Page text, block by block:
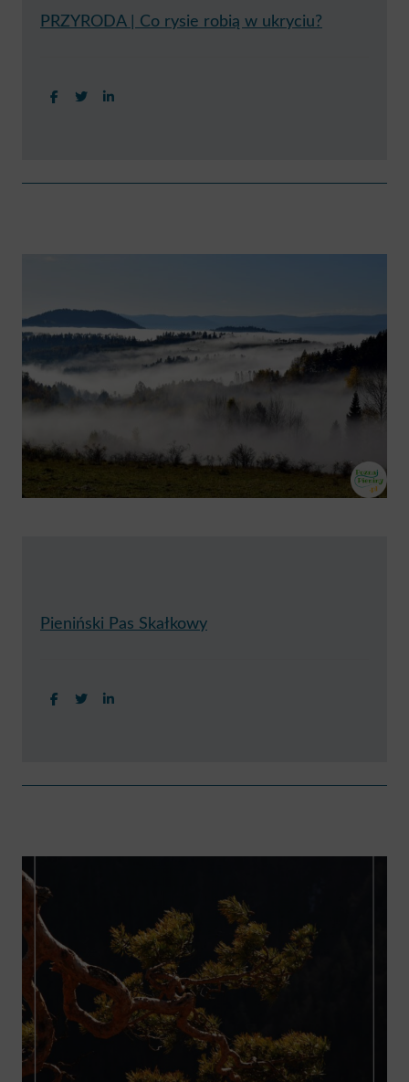
PRZYRODA | Co rysie robią w ukryciu?
Pieniński Pas Skałkowy